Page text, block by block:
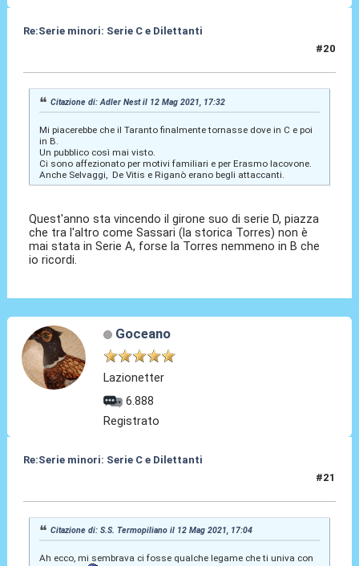
Re:Serie minori: Serie C e Dilettanti
#20
Citazione di: Adler Nest il 12 Mag 2021, 17:32
Mi piacerebbe che il Taranto finalmente tornasse dove in C e poi
in B.
Un pubblico così mai visto.
Ci sono affezionato per motivi familiari e per Erasmo Iacovone.
Anche Selvaggi, De Vitis e Riganò erano begli attaccanti.
Quest'anno sta vincendo il girone suo di serie D, piazza
che tra l'altro come Sassari (la storica Torres) non è
mai stata in Serie A, forse la Torres nemmeno in B che
io ricordi.
Goceano
Lazionetter
6.888
Registrato
Re:Serie minori: Serie C e Dilettanti
#21
Citazione di: S.S. Termopiliano il 12 Mag 2021, 17:04
Ah ecco, mi sembrava ci fosse qualche legame che ti univa con